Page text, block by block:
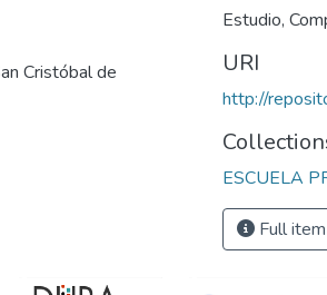
Cristóbal de
Estudio,
URI
http://
ESCUELA
Full